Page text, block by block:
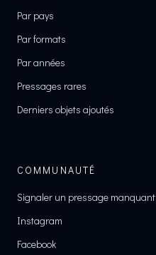
Par pays
Par formats
Par années
Pressages rares
Derniers objets ajoutés
COMMUNAUTÉ
Signaler un pressage manquant
Instagram
Facebook